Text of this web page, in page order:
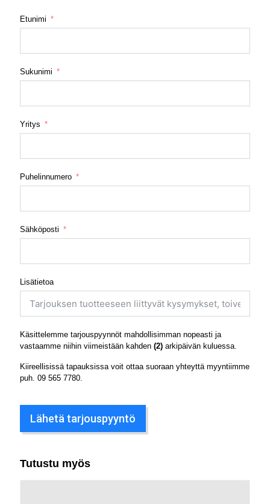
Etunimi
Sukunimi
Yritys
Puhelinnumero
Sähköposti
Lisätietoa
Käsittelemme tarjouspyynnöt mahdollisimman nopeasti ja
vastaamme niihin viimeistään kahden (2) arkipäivän kuluessa.
Kiireellisissä tapauksissa voit ottaa suoraan yhteyttä myyntiimme
puh. 09 565 7780
Lähetä tarjouspyyntö
Tutustu myös